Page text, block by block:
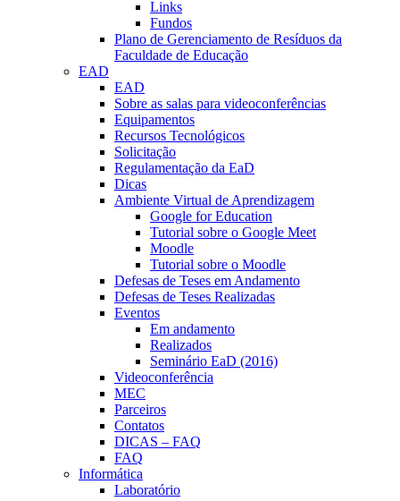
Links
Fundos
Plano de Gerenciamento de Resíduos da
Faculdade de Educação
EAD
EAD
Sobre as salas para videoconferências
Equipamentos
Recursos Tecnológicos
Solicitação
Regulamentação da EaD
Dicas
Ambiente Virtual de Aprendizagem
Google for Education
Tutorial sobre o Google Meet
Moodle
Tutorial sobre o Moodle
Defesas de Teses em Andamento
Defesas de Teses Realizadas
Eventos
Em andamento
Realizados
Seminário EaD (2016)
Videoconferência
MEC
Parceiros
Contatos
DICAS – FAQ
FAQ
Informática
Laboratório